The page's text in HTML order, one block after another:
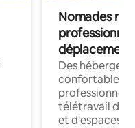
Nomades
déplacement
Des
confortables
professionnels
télétravail
et d'espaces